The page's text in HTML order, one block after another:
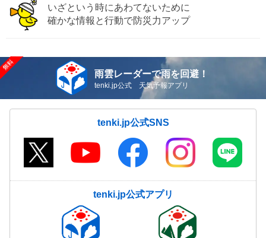
いざという時にあわてないために
確かな情報と行動で防災力アップ
雨雲レーダーで雨を回避！
tenki.jp公式 天気予報アプリ
tenki.jp公式SNS
tenki.jp公式アプリ